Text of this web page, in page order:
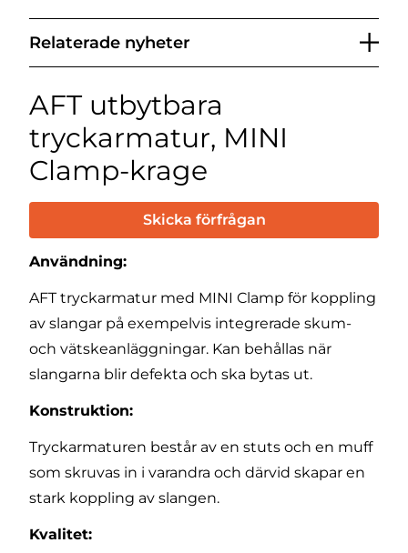
Relaterade nyheter
AFT utbytbara
tryckarmatur, MINI
Clamp-krage
Skicka förfrågan
Användning:
AFT tryckarmatur med MINI Clamp för koppling
av slangar på exempelvis integrerade skum-
och vätskeanläggningar. Kan behållas när
slangarna blir defekta och ska bytas ut.
Konstruktion:
Tryckarmaturen består av en stuts och en muff
som skruvas in i varandra och därvid skapar en
stark koppling av slangen.
Kvalitet: